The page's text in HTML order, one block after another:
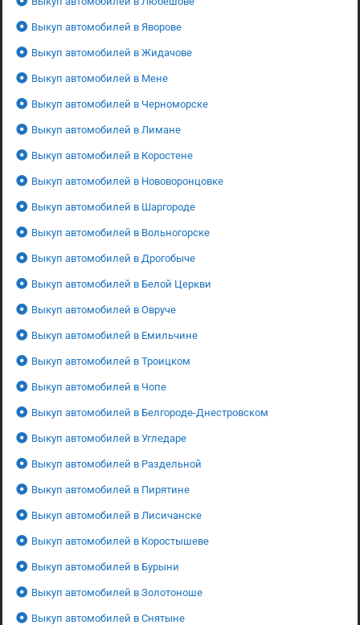
Выкуп автомобилей в Яворове
Выкуп автомобилей в Жидачове
Выкуп автомобилей в Мене
Выкуп автомобилей в Черноморске
Выкуп автомобилей в Лимане
Выкуп автомобилей в Коростене
Выкуп автомобилей в Нововоронцовке
Выкуп автомобилей в Шаргороде
Выкуп автомобилей в Вольногорске
Выкуп автомобилей в Дрогобыче
Выкуп автомобилей в Белой Церкви
Выкуп автомобилей в Овруче
Выкуп автомобилей в Емильчине
Выкуп автомобилей в Троицком
Выкуп автомобилей в Чопе
Выкуп автомобилей в Белгороде-Днестровском
Выкуп автомобилей в Угледаре
Выкуп автомобилей в Раздельной
Выкуп автомобилей в Пирятине
Выкуп автомобилей в Лисичанске
Выкуп автомобилей в Коростышеве
Выкуп автомобилей в Бурыни
Выкуп автомобилей в Золотоноше
Выкуп автомобилей в Снятыне